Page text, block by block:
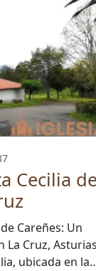
Cecilia
Careñes: Un
La Cruz, Asturias
ubicada en la